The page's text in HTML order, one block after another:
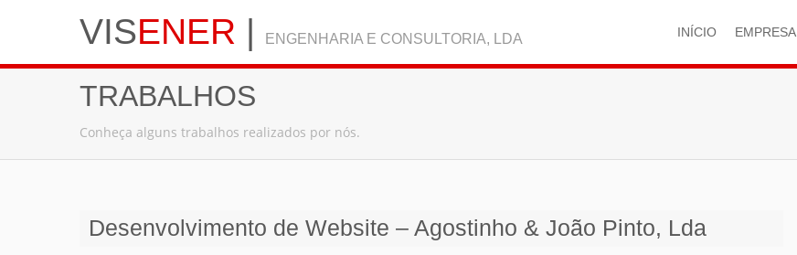
VISENER | ENGENHARIA E CONSULTORIA, LDA INÍCIO EMPRESA
TRABALHOS
Conheça alguns trabalhos realizados por nós.
Desenvolvimento de Website – Agostinho & João Pinto, Lda